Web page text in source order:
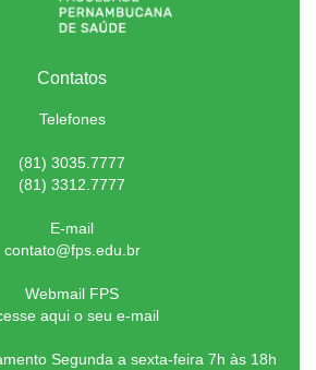
Contatos
Telefones
(81) 3035.7777
(81) 3312.7777
E-mail
contato@fps.edu.br
Webmail FPS
aqui o seu e-mail
Segunda a sexta-feira 7h às 18h